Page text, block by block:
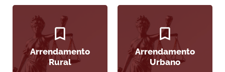
Arrendamento
Rural
Arrendamento
Urbano